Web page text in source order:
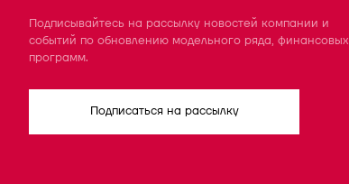
Подписывайтесь на рассылку новостей компании и
событий по обновлению модельного ряда, финансовых
программ.
Подписаться на рассылку